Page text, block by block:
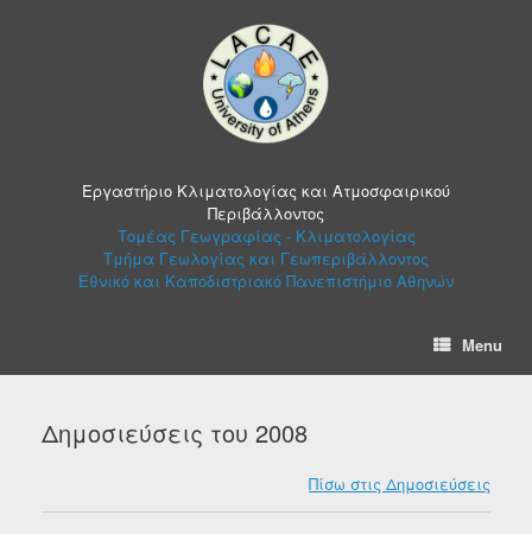
Εργαστήριο Κλιματολογίας και Ατμοσφαιρικού
Περιβάλλοντος
Τομέας Γεωγραφίας - Κλιματολογίας
Τμήμα Γεωλογίας και Γεωπεριβάλλοντος
Εθνικό και Καποδιστριακό Πανεπιστήμιο Αθηνών
Menu
Δημοσιεύσεις του 2008
Πίσω στις Δημοσιεύσεις